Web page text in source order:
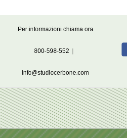
Per informazioni chiama ora
800-598-552
info@studiocerbone.com